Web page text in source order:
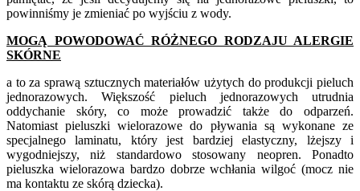
powinniśmy je zmieniać po wyjściu z wody.
MOGĄ POWODOWAĆ RÓŻNEGO RODZAJU ALERGIE
SKÓRNE
a to za sprawą sztucznych materiałów użytych do produkcji pieluch
jednorazowych. Większość pieluch jednorazowych utrudnia
oddychanie skóry, co może prowadzić także do odparzeń.
Natomiast pieluszki wielorazowe do pływania są wykonane ze
specjalnego laminatu, który jest bardziej elastyczny, lżejszy i
wygodniejszy, niż standardowo stosowany neopren. Ponadto
pieluszka wielorazowa bardzo dobrze wchłania wilgoć (mocz nie
ma kontaktu ze skórą dziecka).